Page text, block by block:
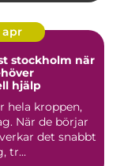
apr
när
hjälp
hela kroppen,
När de börjar
det snabbt
tr...